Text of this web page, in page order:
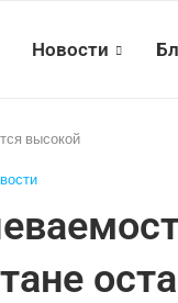
Новости
высокой